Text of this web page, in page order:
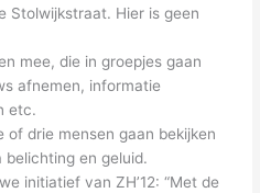
Stolwijkstraat. Hier is geen
mee, die in groepjes gaan
afnemen, informatie
etc.
drie mensen gaan bekijken
belichting en geluid.
initiatief van ZH’12: “Met de